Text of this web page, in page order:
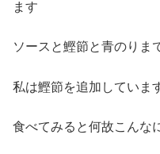
ます
ソースと鰹節と青のりま
私は鰹節を追加していま
食べてみると何故こんな